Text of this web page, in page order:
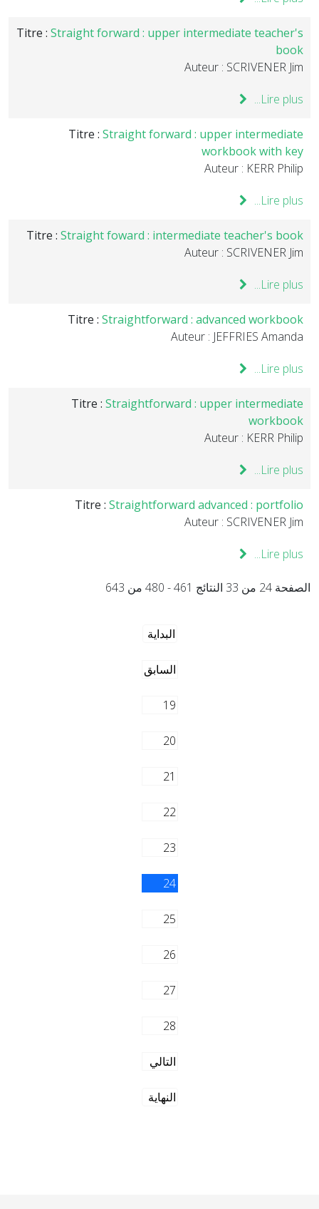
Titre : Straight forward : upper intermediate teacher's
book
Auteur : SCRIVENER Jim
Lire plus...
Titre : Straight forward : upper intermediate
workbook with key
Auteur : KERR Philip
Lire plus...
Titre : Straight foward : intermediate teacher's book
Auteur : SCRIVENER Jim
Lire plus...
Titre : Straightforward : advanced workbook
Auteur : JEFFRIES Amanda
Lire plus...
Titre : Straightforward : upper intermediate
workbook
Auteur : KERR Philip
Lire plus...
Titre : Straightforward advanced : portfolio
Auteur : SCRIVENER Jim
Lire plus...
الصفحة 24 من 33 النتائج 461 - 480 من 643
البداية
السابق
19
20
21
22
23
24
25
26
27
28
التالي
النهاية